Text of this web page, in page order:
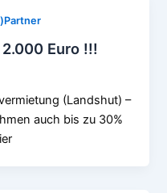
Euro !!!
(Landshut) –
auch bis zu 30%